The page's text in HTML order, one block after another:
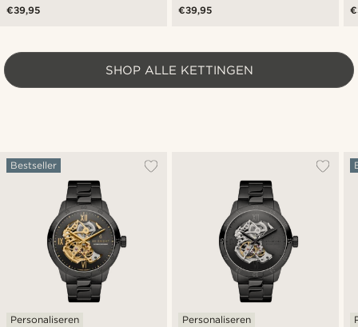
€39,95 €39,95
SHOP ALLE KETTINGEN
Bestseller
Personaliseren Personaliseren